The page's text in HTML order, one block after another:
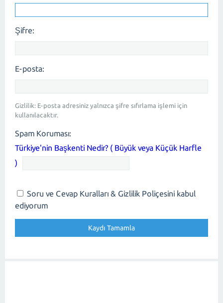
Şifre:
E-posta:
Gizlilik: E-posta adresiniz yalnızca şifre sıfırlama işlemi için
kullanılacaktır.
Spam Koruması:
Türkiye'nin Başkenti Nedir? ( Büyük veya Küçük Harfle
)
Soru ve Cevap Kuralları & Gizlilik Poliçesini kabul
ediyorum